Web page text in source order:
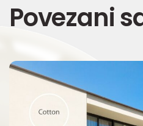
Povezani